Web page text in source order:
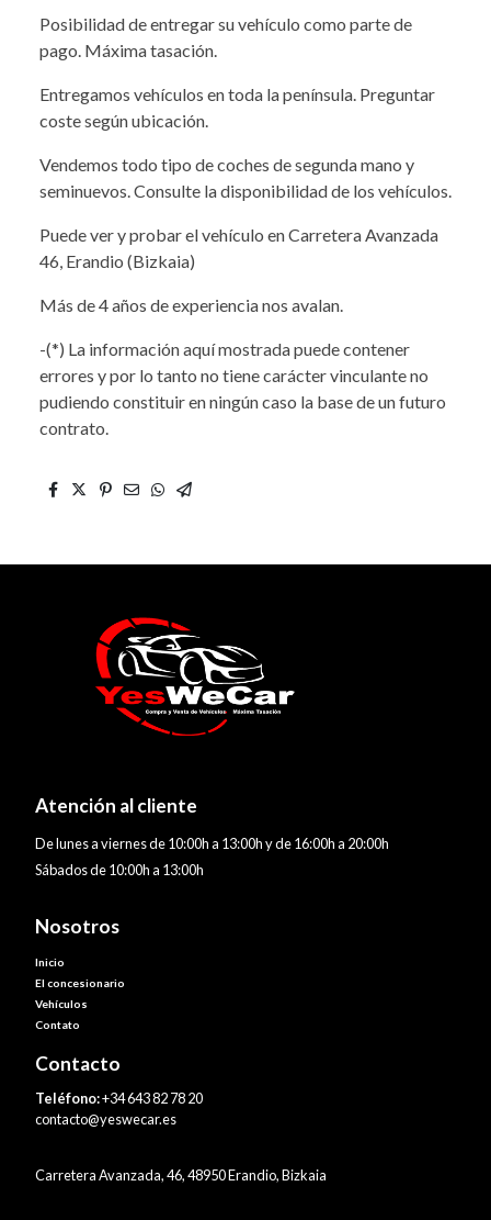
Posibilidad de entregar su vehículo como parte de
pago. Máxima tasación.
Entregamos vehículos en toda la península. Preguntar
coste según ubicación.
Vendemos todo tipo de coches de segunda mano y
seminuevos. Consulte la disponibilidad de los vehículos.
Puede ver y probar el vehículo en Carretera Avanzada
46, Erandio (Bizkaia)
Más de 4 años de experiencia nos avalan.
-(*) La información aquí mostrada puede contener
errores y por lo tanto no tiene carácter vinculante no
pudiendo constituir en ningún caso la base de un futuro
contrato.
Atención al cliente
De lunes a viernes de 10:00h a 13:00h y de 16:00h a 20:00h
Sábados de 10:00h a 13:00h
Nosotros
Inicio
El concesionario
Vehículos
Contato
Contacto
Teléfono:+34 643 82 78 20
contacto@yeswecar.es
Carretera Avanzada, 46, 48950 Erandio, Bizkaia